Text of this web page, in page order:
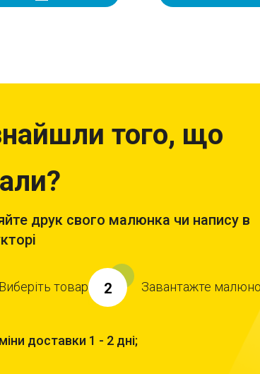
того, що
друк свого малюнка чи напису в
Виберіть товар 2 Завантажте
доставки 1 - 2 дні;